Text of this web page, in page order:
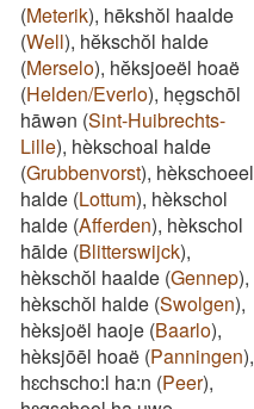
(Meterik), hēkshŏl haalde
(Well), hĕkschŏl halde
(Merselo), hĕksjoeël hoaë
(Helden/Everlo), heͅgschōl
hāwən (Sint-Huibrechts-
Lille), hèkschoal halde
(Grubbenvorst), hèkschoeel
halde (Lottum), hèkschol
halde (Afferden), hèkschol
hālde (Blitterswijck),
hèkschŏl haalde (Gennep),
hèkschŏl halde (Swolgen),
hèksjoël haoje (Baarlo),
hèksjōēl hoaë (Panningen),
hɛchscho:l ha:n (Peer),